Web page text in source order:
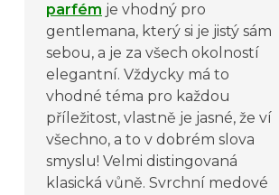
parfém je vhodný pro
gentlemana, který si je jistý sám
sebou, a je za všech okolností
elegantní. Vždycky má to
vhodné téma pro každou
příležitost, vlastně je jasné, že ví
všechno, a to v dobrém slova
smyslu! Velmi distingovaná
klasická vůně. Svrchní medové